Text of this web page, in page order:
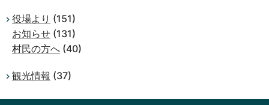
役場より (151)
お知らせ (131)
村民の方へ (40)
観光情報 (37)